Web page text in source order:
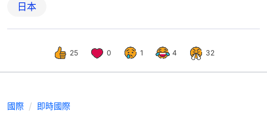
日本
25 0 1 4 32
國際 即時國際